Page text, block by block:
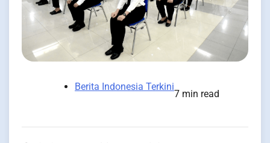
Berita Indonesia Terkini
7 min read